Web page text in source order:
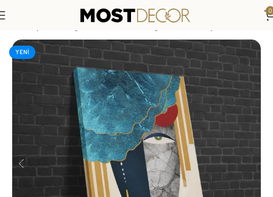
0
Mağaza »İnsan ve Doğa Temalı Soyut Sanatsal
YENI